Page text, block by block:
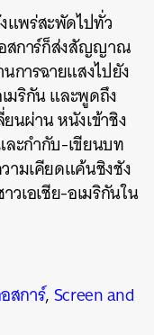
แพร่สะพัดไปทั่ว
สการ์ก็ส่งสัญญาณ
การฉายแสงไปยัง
มริกัน และพูดถึง
นผ่าน หนังเข้าชิง
ะกำกับ-เขียนบท
ามเคียดแค้นชิงชัง
เอเชีย-อเมริกันใน
สการ์,Screen and